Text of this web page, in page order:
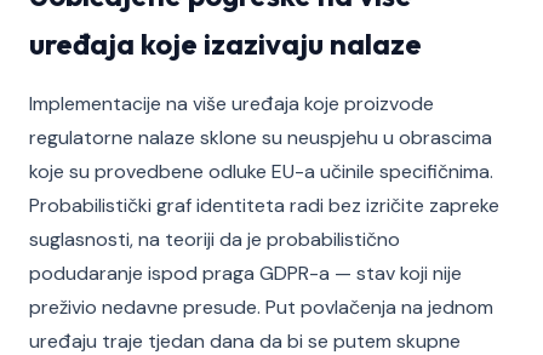
uređaja koje izazivaju nalaze
Implementacije na više uređaja koje proizvode
regulatorne nalaze sklone su neuspjehu u obrascima
koje su provedbene odluke EU-a učinile specifičnima.
Probabilistički graf identiteta radi bez izričite zapreke
suglasnosti, na teoriji da je probabilistično
podudaranje ispod praga GDPR-a — stav koji nije
preživio nedavne presude. Put povlačenja na jednom
uređaju traje tjedan dana da bi se putem skupne